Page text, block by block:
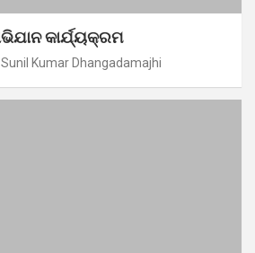
କାର୍ଯ୍ୟକ୍ରମ
Sunil Kumar Dhangadamajhi